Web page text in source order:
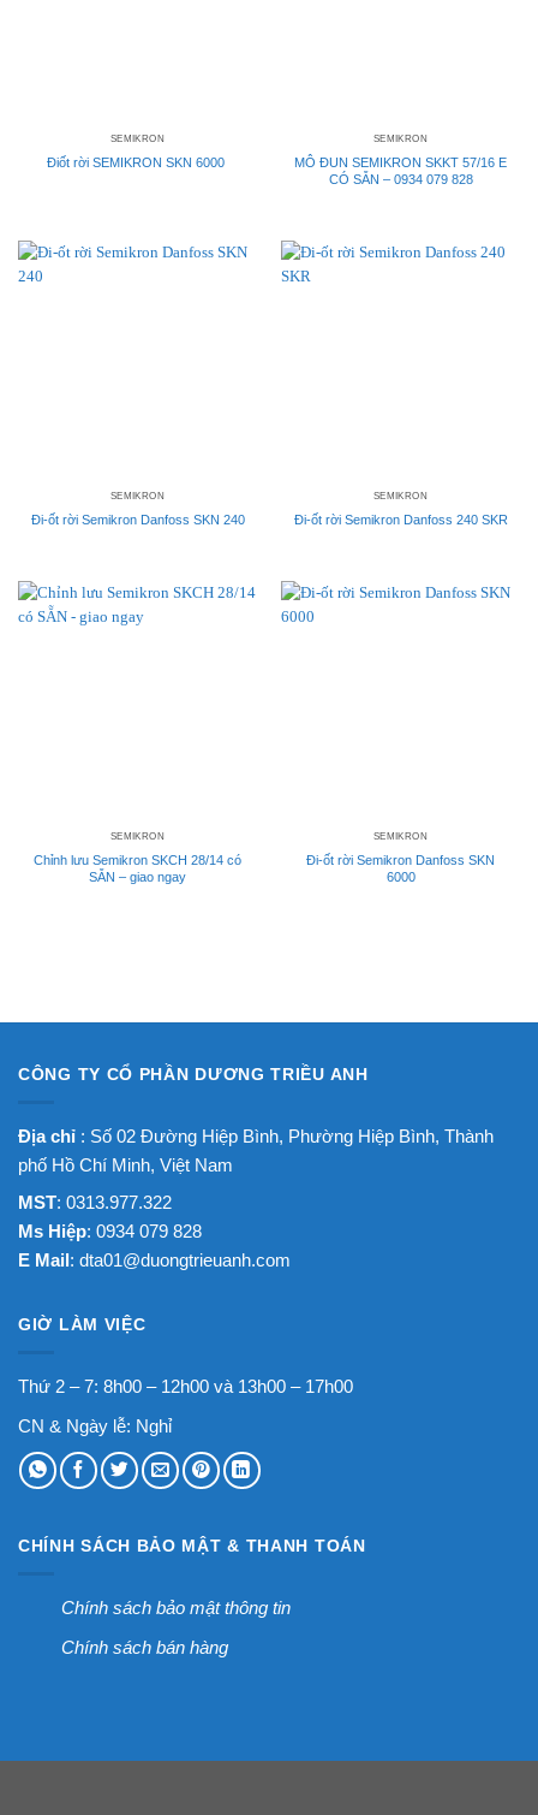
SEMIKRON
Điốt rời SEMIKRON SKN 6000
SEMIKRON
MÔ ĐUN SEMIKRON SKKT 57/16 E
CÓ SẴN – 0934 079 828
SEMIKRON
Đi-ốt rời Semikron Danfoss SKN 240
SEMIKRON
Đi-ốt rời Semikron Danfoss 240 SKR
SEMIKRON
Chỉnh lưu Semikron SKCH 28/14 có
SẴN – giao ngay
SEMIKRON
Đi-ốt rời Semikron Danfoss SKN
6000
CÔNG TY CỔ PHẦN DƯƠNG TRIỀU ANH
Địa chỉ : Số 02 Đường Hiệp Bình, Phường Hiệp Bình, Thành
phố Hồ Chí Minh, Việt Nam
MST: 0313.977.322
Ms Hiệp: 0934 079 828
E Mail: dta01@duongtrieuanh.com
GIỜ LÀM VIỆC
Thứ 2 – 7: 8h00 – 12h00 và 13h00 – 17h00
CN & Ngày lễ: Nghỉ
CHÍNH SÁCH BẢO MẬT & THANH TOÁN
Chính sách bảo mật thông tin
Chính sách bán hàng